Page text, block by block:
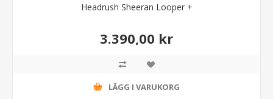
Headrush Sheeran Looper +
3.390,00 kr
LÄGG I VARUKORG